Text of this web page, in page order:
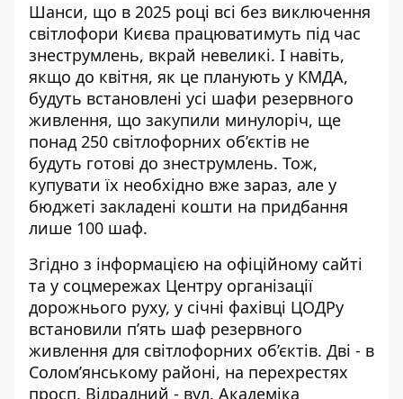
Шанси, що в 2025 році всі без виключення
світлофори Києва працюватимуть під час
знеструмлень, вкрай невеликі. І навіть,
якщо до квітня, як це планують у КМДА,
будуть встановлені усі шафи резервного
живлення, що закупили минулоріч, ще
понад 250 світлофорних об’єктів не
будуть готові до знеструмлень. Тож,
купувати їх необхідно вже зараз, але у
бюджеті закладені кошти на придбання
лише 100 шаф.
Згідно з інформацією на офіційному сайті
та у соцмережах Центру організації
дорожнього руху, у січні фахівці ЦОДРу
встановили п’ять шаф резервного
живлення для світлофорних об’єктів. Дві - в
Солом’янському районі, на перехрестях
просп. Відрадний - вул. Академіка